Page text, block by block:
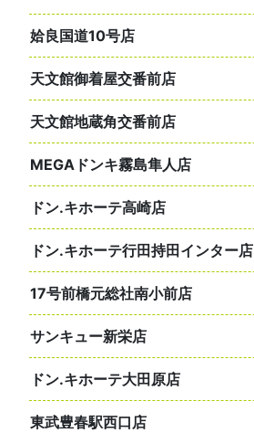
姶良国道10号店
天文館御着屋交番前店
天文館地蔵角交番前店
MEGAドンキ霧島隼人店
ドン.キホーテ高崎店
ドン.キホーテ行田持田インター店
17号前橋元総社南小前店
サンキュー新栄店
ドン.キホーテ大田原店
東武豊春駅西口店